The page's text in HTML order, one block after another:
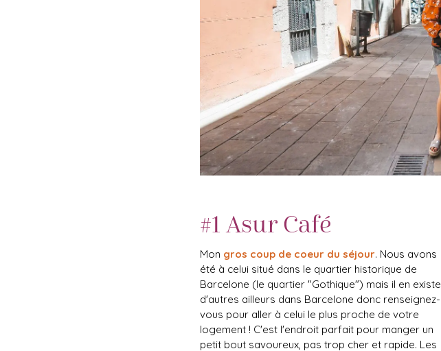
#1Asur Café
Mon gros coup de coeur du séjour. Nous avons
été à celui situé dans le quartier historique de
Barcelone (le quartier "Gothique") mais il en existe
d'autres ailleurs dans Barcelone donc renseignez-
vous pour aller à celui le plus proche de votre
logement ! C'est l'endroit parfait pour manger un
petit bout savoureux, pas trop cher et rapide. Les